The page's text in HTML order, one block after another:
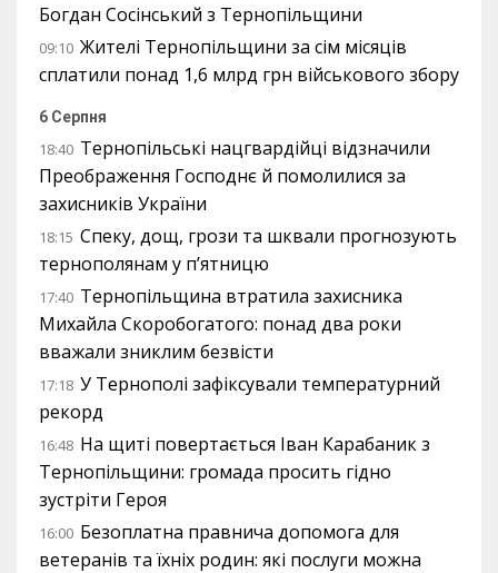
Богдан Сосінський з Тернопільщини
09:10 Жителі Тернопільщини за сім місяців
сплатили понад 1,6 млрд грн військового збору
6 Серпня
18:40 Тернопільські нацгвардійці відзначили
Преображення Господнє й помолилися за
захисників України
18:15 Спеку, дощ, грози та шквали прогнозують
тернополянам у п’ятницю
17:40 Тернопільщина втратила захисника
Михайла Скоробогатого: понад два роки
вважали зниклим безвісти
17:18 У Тернополі зафіксували температурний
рекорд
16:48 На щиті повертається Іван Карабаник з
Тернопільщини: громада просить гідно
зустріти Героя
16:00 Безоплатна правнича допомога для
ветеранів та їхніх родин: які послуги можна